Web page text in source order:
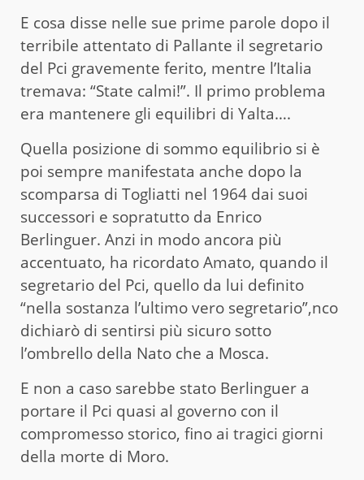
E cosa disse nelle sue prime parole dopo il
terribile attentato di Pallante il segretario
del Pci gravemente ferito, mentre l’Italia
tremava: “State calmi!”. Il primo problema
era mantenere gli equilibri di Yalta….
Quella posizione di sommo equilibrio si è
poi sempre manifestata anche dopo la
scomparsa di Togliatti nel 1964 dai suoi
successori e sopratutto da Enrico
Berlinguer. Anzi in modo ancora più
accentuato, ha ricordato Amato, quando il
segretario del Pci, quello da lui definito
“nella sostanza l’ultimo vero segretario”,nco
dichiarò di sentirsi più sicuro sotto
l’ombrello della Nato che a Mosca.
E non a caso sarebbe stato Berlinguer a
portare il Pci quasi al governo con il
compromesso storico, fino ai tragici giorni
della morte di Moro.